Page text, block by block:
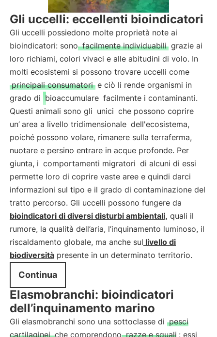
Gli uccelli: eccellenti bioindicatori
Gli uccelli possiedono molte proprietà note ai
bioindicatori: sono facilmente individuabili grazie ai
loro richiami, colori vivaci e alle abitudini di volo. In
molti ecosistemi si possono trovare uccelli come
principali consumatori e ciò li rende organismi in
grado di bioaccumulare facilmente i contaminanti.
Questi animali sono gli unici che possono coprire
un’ area a livello tridimensionale dell'ecosistema,
poiché possono volare, rimanere sulla terraferma,
nuotare e persino entrare in acque profonde. Per
giunta, i comportamenti migratori di alcuni di essi
permette loro di coprire vaste aree e quindi darci
informazioni sul tipo e il grado di contaminazione del
tratto percorso. Gli uccelli possono fungere da
bioindicatori di diversi disturbi ambientali, quali il
rumore, la qualità dell’aria, l’inquinamento luminoso, il
riscaldamento globale, ma anche sul livello di
biodiversità presente in un determinato territorio.
Continua
Elasmobranchi: bioindicatori
dell’inquinamento marino
Gli elasmobranchi sono una sottoclasse di pesci
cartilaginei che comprendono razze e squali : essi